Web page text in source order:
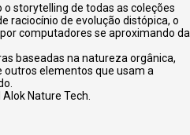
storytelling de todas as coleções
raciocínio de evolução distópica, o
computadores se aproximando da
baseadas na natureza orgânica,
elementos que usam a
Nature Tech.